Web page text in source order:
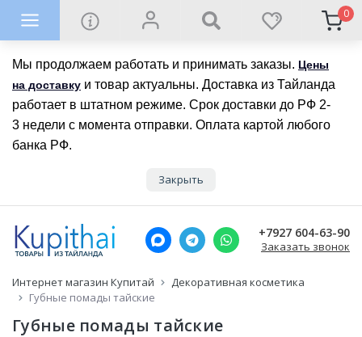
Мы продолжаем работать и принимать заказы. Цены
на доставку и товар актуальны. Доставка из Тайланда
работает в штатном режиме. Срок доставки до РФ 2-
3 недели с момента отправки. Оплата картой любого
банка РФ.
Закрыть
0
+7927 604-63-90
Заказать звонок
Интернет магазин Купитай
Декоративная косметика
Губные помады тайские
Губные помады тайские